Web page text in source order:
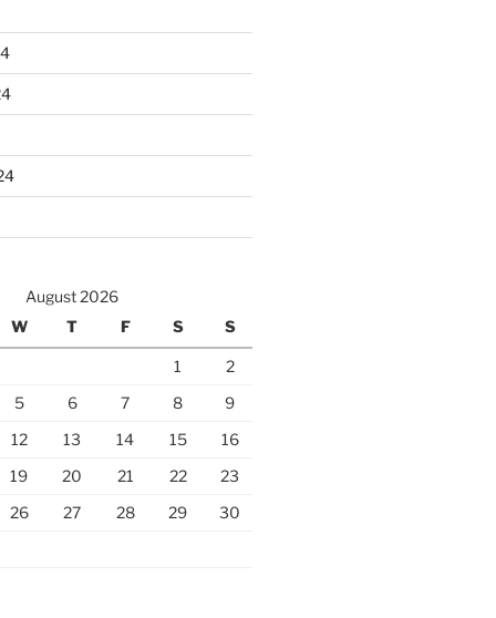
August 2026
W T F S S
1
2
5 6 7 8
9
12 13 14 15
16
19 20 21 22
23
26 27 28 29
30